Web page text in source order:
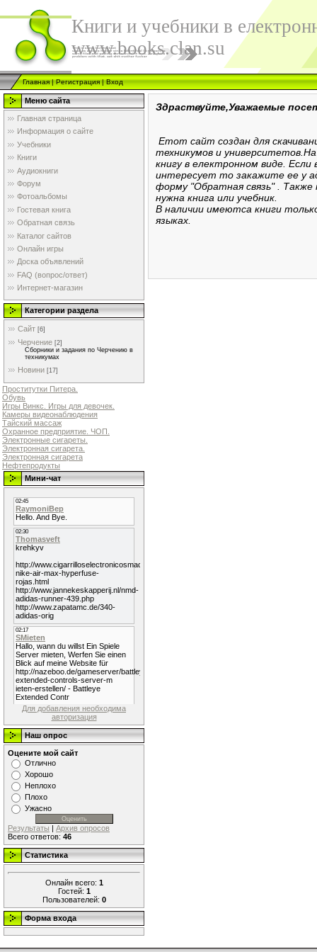
Книги и учебники в
www.books.clan.su
Главная|Регистрация|Вход
Меню сайта
Главная страница
Информация о сайте
Учебники
Книги
Аудиокниги
Форум
Фотоальбомы
Гостевая книга
Обратная связь
Каталог сайтов
Онлайн игры
Доска объявлений
FAQ (вопрос/ответ)
Интернет-магазин
Категории раздела
Сайт [6]
Черчение [2]
Сборники и задания по Черчению в
техникумах
Новини [17]
Проститутки Питера.
Обувь
Игры Винкс. Игры для девочек.
Камеры видеонаблюдения
Тайский массаж
Охранное предприятие. ЧОП.
Электронные сигареты.
Электронная сигарета.
Электронная сигарета
Нефтепродукты
Мини-чат
Для добавления необходима
авторизация
Наш опрос
Оцените мой сайт
Отлично
Хорошо
Неплохо
Плохо
Ужасно
Результаты | Архив опросов
Всего ответов: 46
Статистика
Онлайн всего: 1
Гостей: 1
Пользователей: 0
Форма входа
Здраствуйте,Уважаемые
Етот сайт создан для
техникумов и
книгу в електронном виде.
интересует то закажите ее у
форму "Обратная связь" .
нужна книга или учебник.
В наличии имеютса книги
языках.